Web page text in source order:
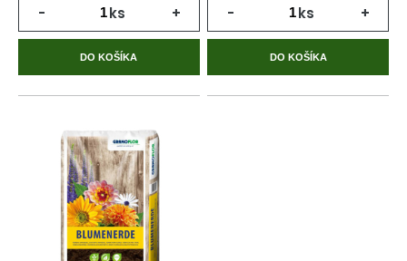
- ks +
DO KOŠÍKA
- ks +
DO KOŠÍKA